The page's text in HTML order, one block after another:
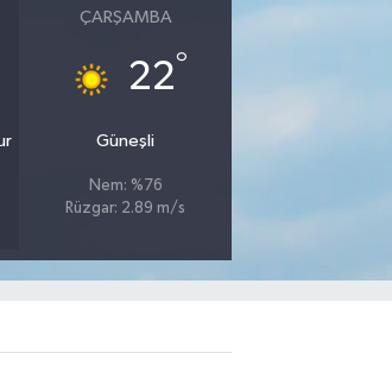
ÇARŞAMBA
22°
Güneşli
Nem: %76
Rüzgar: 2.89 m/s